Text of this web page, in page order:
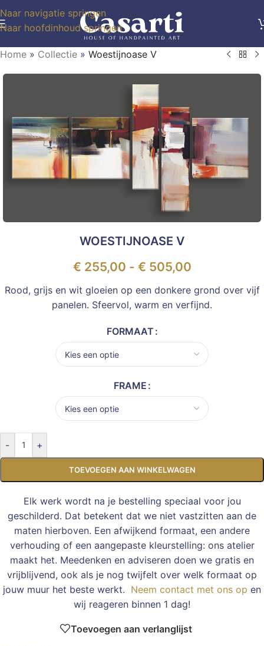
Naar navigatie springen
Naar hoofdinhoud springen
Home » Collectie » Woestijnoase V
WOESTIJNOASE V
€ 255,00 - € 505,00
Rood, grijs en wit gloeien op een donkere grond over vijf
panelen. Sfeervol, warm en verfijnd.
FORMAAT
FRAME
- +
TOEVOEGEN AAN WINKELWAGEN
Elk werk wordt na je bestelling speciaal voor jou
geschilderd. Dat betekent dat we niet vastzitten aan de
maten hierboven. Een afwijkend formaat, een andere
verhouding of een aangepaste kleurstelling: ons atelier
maakt het. Meedenken en adviseren doen we gratis en
vrijblijvend, ook als je nog twijfelt over welk formaat op
jouw muur het beste werkt. Neem contact met ons op en
wij reageren binnen 1 dag!
Toevoegen aan verlanglijst